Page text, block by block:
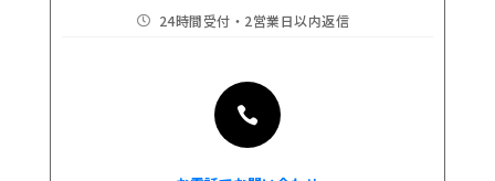
 24時間受付・2営業日以内返信
